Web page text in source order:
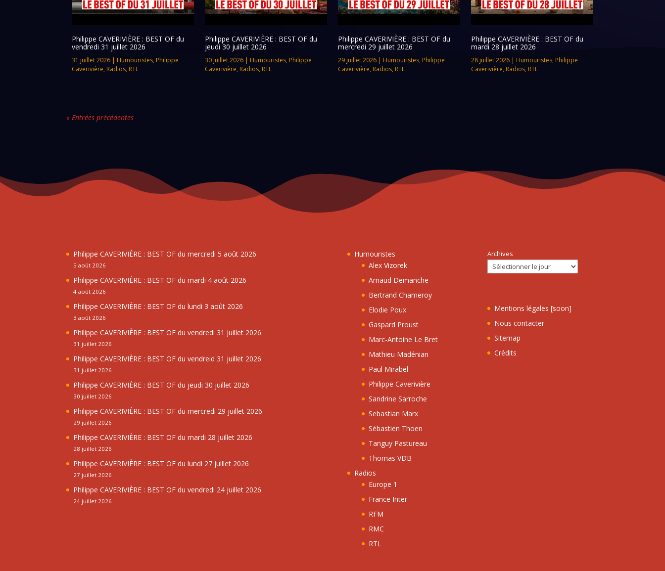
Philippe CAVERIVIÈRE : BEST OF du
vendredi 31 juillet 2026
31 juillet 2026 | Humouristes, Philippe
Caverivière, Radios, RTL
Philippe CAVERIVIÈRE : BEST OF du
jeudi 30 juillet 2026
30 juillet 2026| Humouristes, Philippe
Caverivière, Radios, RTL
Philippe CAVERIVIÈRE : BEST OF du
mercredi 29 juillet 2026
29 juillet 2026| Humouristes, Philippe
Caverivière, Radios, RTL
Philippe CAVERIVIÈRE : BEST OF du
mardi 28 juillet 2026
28 juillet 2026| Humouristes, Philippe
Caverivière, Radios, RTL
« Entrées précédentes
Philippe CAVERIVIÈRE : BEST OF du mercredi 5 août 2026
5 août 2026
Philippe CAVERIVIÈRE : BEST OF du mardi 4 août 2026
4 août 2026
Philippe CAVERIVIÈRE : BEST OF du lundi 3 août 2026
3 août 2026
Philippe CAVERIVIÈRE : BEST OF du vendredi 31 juillet 2026
31 juillet 2026
Philippe CAVERIVIÈRE : BEST OF du vendreid 31 juillet 2026
31 juillet 2026
Philippe CAVERIVIÈRE : BEST OF du jeudi 30 juillet 2026
30 juillet 2026
Philippe CAVERIVIÈRE : BEST OF du mercredi 29 juillet 2026
29 juillet 2026
Philippe CAVERIVIÈRE : BEST OF du mardi 28 juillet 2026
28 juillet 2026
Philippe CAVERIVIÈRE : BEST OF du lundi 27 juillet 2026
27 juillet 2026
Philippe CAVERIVIÈRE : BEST OF du vendredi 24 juillet 2026
24 juillet 2026
Humouristes
Alex Vizorek
Arnaud Demanche
Bertrand Chameroy
Elodie Poux
Gaspard Proust
Marc-Antoine Le Bret
Mathieu Madénian
Paul Mirabel
Philippe Caverivière
Sandrine Sarroche
Sebastian Marx
Sébastien Thoen
Tanguy Pastureau
Thomas VDB
Radios
Europe 1
France Inter
RFM
RMC
RTL
Archives
Mentions légales [soon]
Nous contacter
Sitemap
Crédits